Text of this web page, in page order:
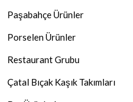
Paşabahçe Ürünler
Porselen Ürünler
Restaurant Grubu
Çatal Bıçak Kaşık Takımları